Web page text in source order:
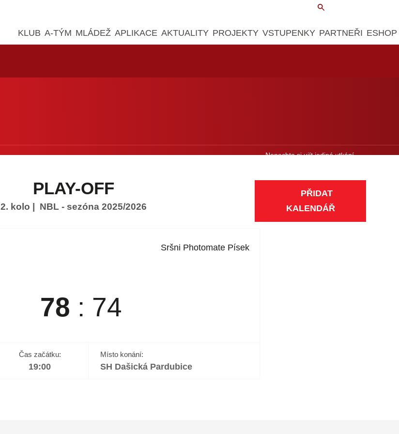
KLUB A-TÝM MLÁDEŽ APLIKACE AKTUALITY PROJEKTY VSTUPENKY PARTNEŘI ESHOP
Nenechte si ujít jediné utkání.
PŘIDAT
KALENDÁŘ
PLAY-OFF
2. kolo | NBL - sezóna 2025/2026
78 : 74
Sršni Photomate Písek
Čas začátku:
19:00
Místo konání:
SH Dašická Pardubice